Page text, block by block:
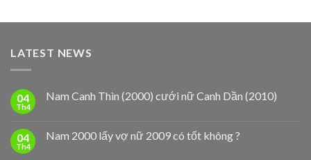
LATEST NEWS
04
Th4
Nam Canh Thìn (2000) cưới nữ Canh Dần (2010)
04
Th4
Nam 2000 lấy vợ nữ 2009 có tốt không ?